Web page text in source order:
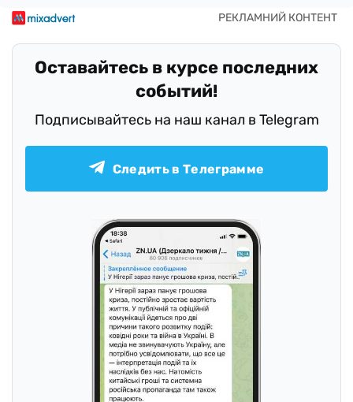
Оставайтесь в курсе последних
событий!
Подписывайтесь на наш канал в Telegram
Следить в Телеграмме